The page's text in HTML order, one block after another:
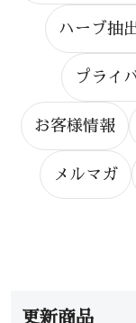
ハーブ抽
プライ
お客様情報
メルマガ
更新商品